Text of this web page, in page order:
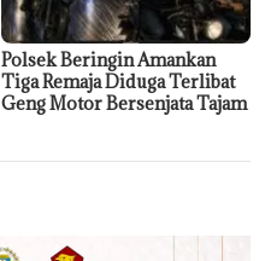
Polsek Beringin Amankan
Tiga Remaja Diduga Terlibat
Geng Motor Bersenjata Tajam